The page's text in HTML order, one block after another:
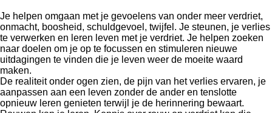
Je helpen omgaan met je gevoelens van onder meer verdriet,
onmacht, boosheid, schuldgevoel, twijfel. Je steunen, je verlies
te verwerken en leren leven met je verdriet. Je helpen zoeken
naar doelen om je op te focussen en stimuleren nieuwe
uitdagingen te vinden die je leven weer de moeite waard
maken.
De realiteit onder ogen zien, de pijn van het verlies ervaren, je
aanpassen aan een leven zonder de ander en tenslotte
opnieuw leren genieten terwijl je de herinnering bewaart.